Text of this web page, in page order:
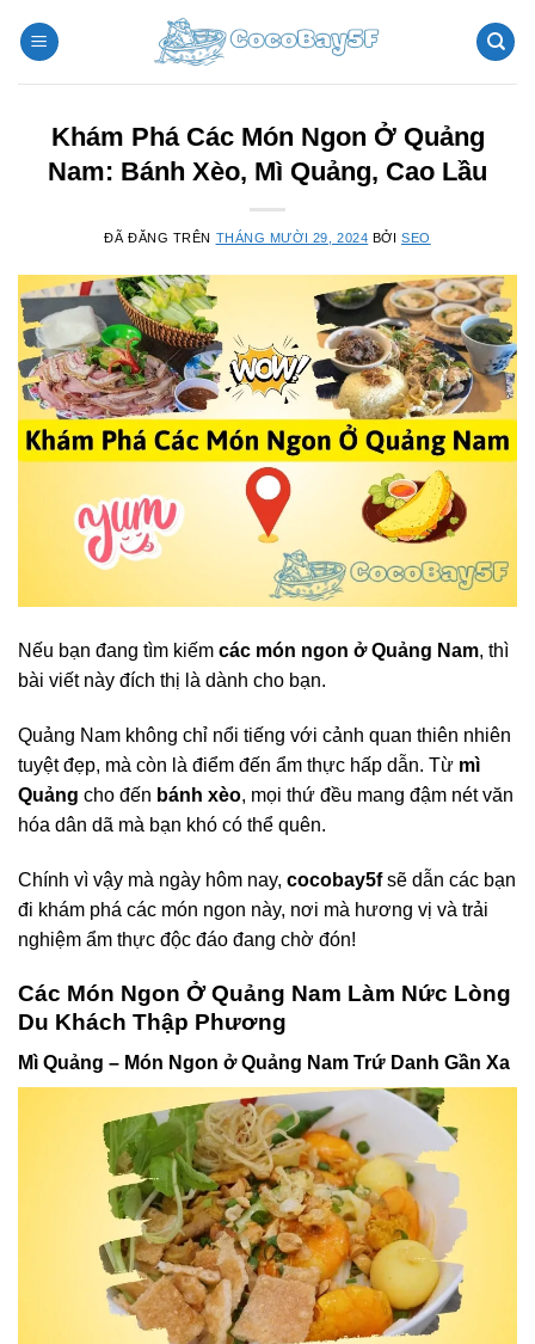
đến
Khám Phá Các Món Ngon Ở Quảng
Nam: Bánh Xèo, Mì Quảng, Cao Lầu
ĐÃ ĐĂNG TRÊN THÁNG MƯỜI 29, 2024 BỞISEO
Nếu bạn đang tìm kiếm các món ngon ở Quảng Nam, thì
bài viết này đích thị là dành cho bạn.
Quảng Nam không chỉ nổi tiếng với cảnh quan thiên nhiên
tuyệt đẹp, mà còn là điểm đến ẩm thực hấp dẫn. Từ mì
Quảng cho đến bánh xèo, mọi thứ đều mang đậm nét văn
hóa dân dã mà bạn khó có thể quên.
Chính vì vậy mà ngày hôm nay, cocobay5fsẽ dẫn các bạn
đi khám phá các món ngon này, nơi mà hương vị và trải
nghiệm ẩm thực độc đáo đang chờ đón!
Các Món Ngon Ở Quảng Nam Làm Nức Lòng
Du Khách Thập Phương
Mì Quảng – Món Ngon ở Quảng Nam Trứ Danh Gần Xa